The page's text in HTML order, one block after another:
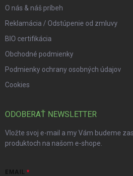
O nás & náš príbeh
Reklamácia / Odstúpenie od zmluvy
BIO certifikácia
Obchodné podmienky
Podmienky ochrany osobných údajov
Cookies
ODOBERAŤ NEWSLETTER
Vložte svoj e-mail a my Vám budeme
produktoch na našom e-shope.
EMAIL